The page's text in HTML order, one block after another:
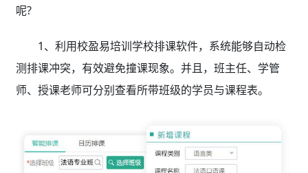
呢?
1、利用校盈易培训学校排课软件，系统能够自动检
测排课冲突，有效避免撞课现象。并且，班主任、学管
师、授课老师可分别查看所带班级的学员与课程表。